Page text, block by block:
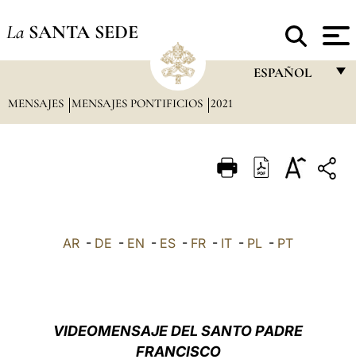
La SANTA SEDE
ESPAÑOL
ITALIANO
MENSAJES MENSAJES PONTIFICIOS 2021
AR - DE - EN - ES - FR - IT - PL - PT
VIDEOMENSAJE DEL SANTO PADRE
FRANCISCO